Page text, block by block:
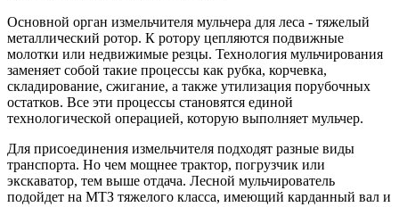
Основной орган измельчителя мульчера для леса - тяжелый
металлический ротор. К ротору цепляются подвижные
молотки или недвижимые резцы. Технология мульчирования
заменяет собой такие процессы как рубка, корчевка,
складирование, сжигание, а также утилизация порубочных
остатков. Все эти процессы становятся единой
технологической операцией, которую выполняет мульчер.
Для присоединения измельчителя подходят разные виды
транспорта. Но чем мощнее трактор, погрузчик или
экскаватор, тем выше отдача. Лесной мульчирователь
подойдет на МТЗ тяжелого класса, имеющий карданный вал и